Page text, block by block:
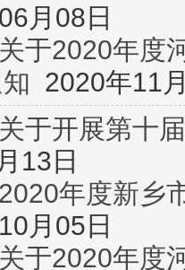
月08日
关于2020年度
2020年11
关于开展第十
13日
2020年度新乡
月05日
关于2020年度